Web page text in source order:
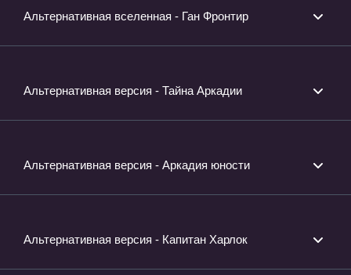
Альтернативная вселенная - Ган Фронтир
Альтернативная версия - Тайна Аркадии
Альтернативная версия - Аркадия юности
Альтернативная версия - Капитан Харлок